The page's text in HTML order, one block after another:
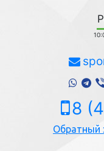
8
Обратный